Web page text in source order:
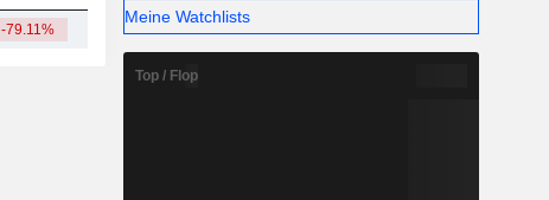
-79.11% 406 Mio.
Meine Watchlists
Top / Flop